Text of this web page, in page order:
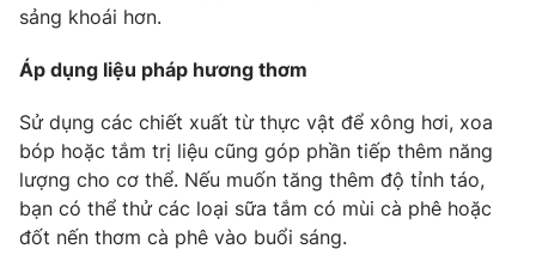
Thị trường 24h Tấm lòng Việt
VTV4 Vươn mình bằng AI
sảng khoái hơn.
Áp dụng liệu pháp hương thơm
Sử dụng các chiết xuất từ thực vật để xông hơi, xoa
bóp hoặc tắm trị liệu cũng góp phần tiếp thêm năng
lượng cho cơ thể. Nếu muốn tăng thêm độ tỉnh táo,
bạn có thể thử các loại sữa tắm có mùi cà phê hoặc
đốt nến thơm cà phê vào buổi sáng.